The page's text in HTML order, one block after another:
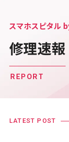
スマホスピタル
修理速報
REPORT
LATEST POST